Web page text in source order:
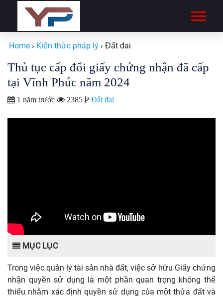
Home › Kiến thức pháp lý › Đất đai
Thủ tục cấp đổi giấy chứng nhận đã cấp
tại Vĩnh Phúc năm 2024
1 năm trước 2385 Đất đai
MỤC LỤC
Trong việc quản lý tài sản nhà đất, việc sở hữu Giấy chứng
nhận quyền sử dụng là một phần quan trọng không thể
thiếu nhằm xác định quyền sử dụng của một thửa đất và